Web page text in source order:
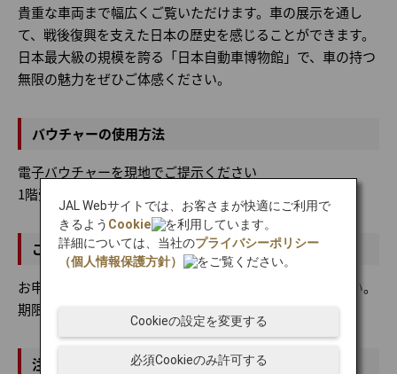
貴重な車両まで幅広くご覧いただけます。車の展示を通し
て、戦後復興を支えた日本の歴史を感じることができます。
日本最大級の規模を誇る「日本自動車博物館」で、車の持つ
無限の魅力をぜひご体感ください。
バウチャーの使用方法
電子バウチャーを現地でご提示ください
1階受付にて紙チケットとお引き換えください。
ご利用可能な期間
お申込み時に選択した日付の営業時間内にご利用ください。
期限切れは無効となります。
注意事項
JAL Webサイトでは、お客さまが快適にご利用で
きるよう Cookie
を利用しています。
詳細については、当社のプライバシーポリシー
（個人情報保護方針）
をご覧ください。
必須Cookieのみ許可する
Cookieの設定を変更する